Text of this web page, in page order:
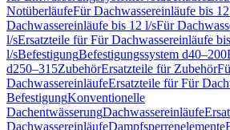
NotüberläufeFür Dachwassereinläufe bis
Dachwassereinläufe bis 12 l/sFür
l/sErsatzteile für Für Dachwassereinläufe
l/sBefestigungBefestigungssystem d40–200
d250–315ZubehörErsatzteile für Zubehör
DachwassereinläufeErsatzteile für Für
BefestigungKonventionelle
DachentwässerungDachwassereinläufe
DachwassereinläufeDampfsperrenelemente